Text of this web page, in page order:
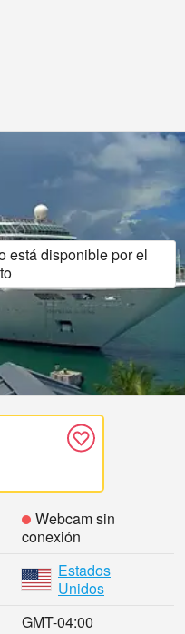
está disponible por el
Webcam sin
conexión
Estados
Unidos
GMT-04:00